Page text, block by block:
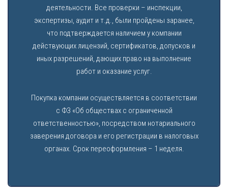
деятельности. Все проверки – инспекции,
экспертизы, аудит и т.д., были пройдены заранее,
что подтверждается наличием у компании
действующих лицензий, сертификатов, допусков и
иных разрешений, дающих право на выполнение
работ и оказание услуг.
Покупка компании осуществляется в соответствии
с ФЗ «Об обществах с ограниченной
ответственностью», посредством нотариального
заверения договора и его регистрации в налоговых
органах. Срок переоформления – 1 неделя.